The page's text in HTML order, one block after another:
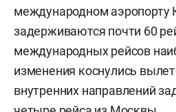
международном аэропорту
задерживаются почти 60
международных рейсов
изменения коснулись
внутренних направлений